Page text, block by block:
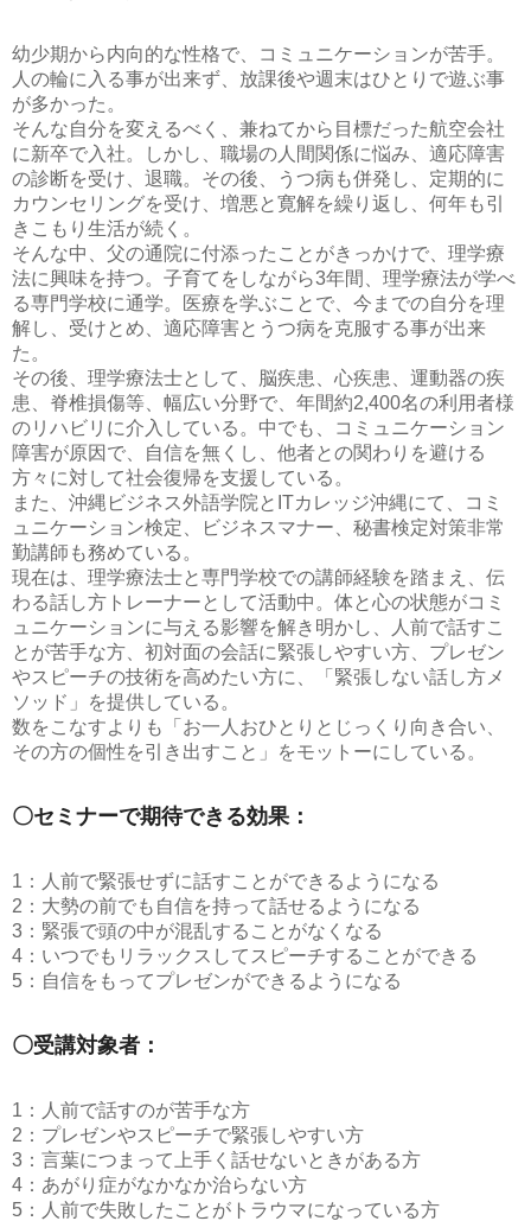
幼少期から内向的な性格で、コミュニケーションが苦手。
人の輪に入る事が出来ず、放課後や週末はひとりで遊ぶ事
が多かった。
そんな自分を変えるべく、兼ねてから目標だった航空会社
に新卒で入社。しかし、職場の人間関係に悩み、適応障害
の診断を受け、退職。その後、うつ病も併発し、定期的に
カウンセリングを受け、増悪と寛解を繰り返し、何年も引
きこもり生活が続く。
そんな中、父の通院に付添ったことがきっかけで、理学療
法に興味を持つ。子育てをしながら3年間、理学療法が学べ
る専門学校に通学。医療を学ぶことで、今までの自分を理
解し、受けとめ、適応障害とうつ病を克服する事が出来
た。
その後、理学療法士として、脳疾患、心疾患、運動器の疾
患、脊椎損傷等、幅広い分野で、年間約2,400名の利用者様
のリハビリに介入している。中でも、コミュニケーション
障害が原因で、自信を無くし、他者との関わりを避ける
方々に対して社会復帰を支援している。
また、沖縄ビジネス外語学院とITカレッジ沖縄にて、コミ
ュニケーション検定、ビジネスマナー、秘書検定対策非常
勤講師も務めている。
現在は、理学療法士と専門学校での講師経験を踏まえ、伝
わる話し方トレーナーとして活動中。体と心の状態がコミ
ュニケーションに与える影響を解き明かし、人前で話すこ
とが苦手な方、初対面の会話に緊張しやすい方、プレゼン
やスピーチの技術を高めたい方に、「緊張しない話し方メ
ソッド」を提供している。
数をこなすよりも「お一人おひとりとじっくり向き合い、
その方の個性を引き出すこと」をモットーにしている。
〇セミナーで期待できる効果：
1：人前で緊張せずに話すことができるようになる
2：大勢の前でも自信を持って話せるようになる
3：緊張で頭の中が混乱することがなくなる
4：いつでもリラックスしてスピーチすることができる
5：自信をもってプレゼンができるようになる
〇受講対象者：
1：人前で話すのが苦手な方
2：プレゼンやスピーチで緊張しやすい方
3：言葉につまって上手く話せないときがある方
4：あがり症がなかなか治らない方
5：人前で失敗したことがトラウマになっている方